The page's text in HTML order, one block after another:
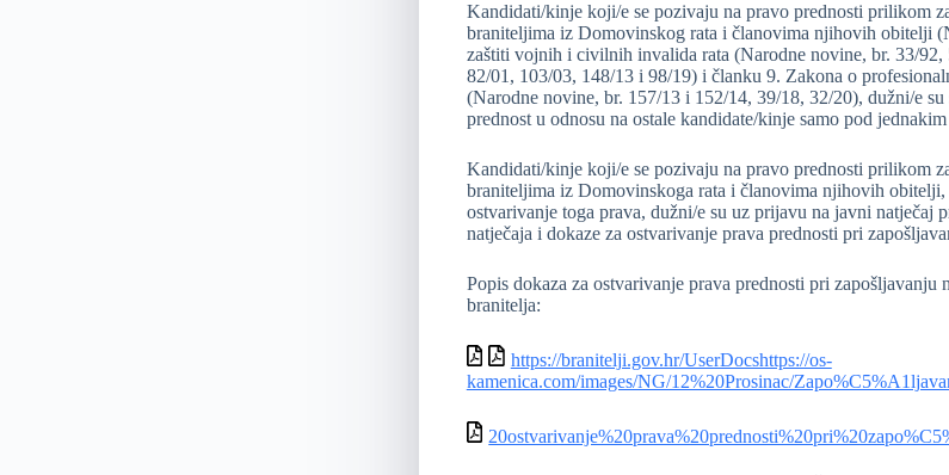
Kandidati/kinje koji/e se pozivaju na pravo prednosti prilikom
braniteljima iz Domovinskog rata i članovima njihovih obitelji
zaštiti vojnih i civilnih invalida rata (Narodne novine, br. 33/
82/01, 103/03, 148/13 i 98/19) i članku 9. Zakona o
(Narodne novine, br. 157/13 i 152/14, 39/18, 32/20), dužni/e
prednost u odnosu na ostale kandidate/kinje samo pod
Kandidati/kinje koji/e se pozivaju na pravo prednosti prilikom
braniteljima iz Domovinskoga rata i članovima njihovih
ostvarivanje toga prava, dužni/e su uz prijavu na javni natječaj
natječaja i dokaze za ostvarivanje prava prednosti pri
Popis dokaza za ostvarivanje prava prednosti pri
branitelja:
https://branitelji.gov.hr/UserDocshttps://os-
kamenica.com/images/NG/12%20Prosinac/